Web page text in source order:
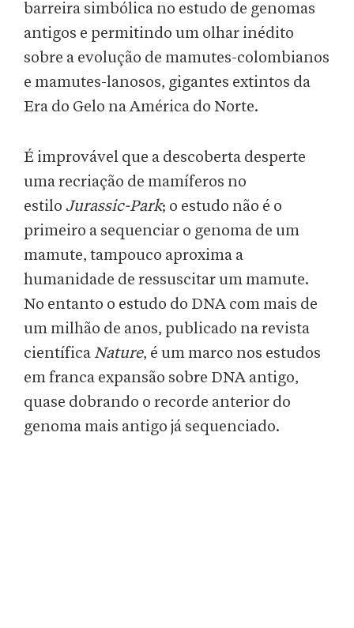
barreira simbólica no estudo de genomas
antigos e permitindo um olhar inédito
sobre a evolução de mamutes-colombianos
e mamutes-lanosos, gigantes extintos da
Era do Gelo na América do Norte.
É improvável que a descoberta desperte
uma recriação de mamíferos no
estilo Jurassic-Park; o estudo não é o
primeiro a sequenciar o genoma de um
mamute, tampouco aproxima a
humanidade de ressuscitar um mamute.
No entanto o estudo do DNA com mais de
um milhão de anos, publicado na revista
científicaNature, é um marco nos estudos
em franca expansão sobre DNA antigo,
quase dobrando o recorde anterior do
genoma mais antigo já sequenciado.